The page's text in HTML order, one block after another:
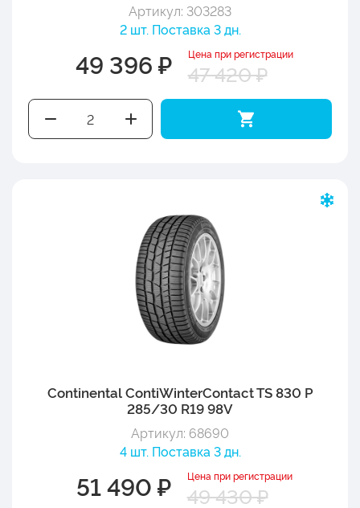
Артикул: 303283
2 шт. Поставка 3 дн.
49 396 ₽ Цена при регистрации
47 420 ₽
Continental ContiWinterContact TS 830 P
285/30 R19 98V
Артикул: 68690
4 шт. Поставка 3 дн.
51 490 ₽ Цена при регистрации
49 430 ₽